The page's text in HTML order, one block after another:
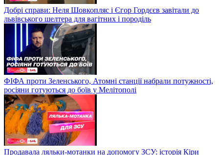
Добрі справи: Неля Шовкопляс і Єгор Гордєєв завітали до
львівського шелтера для вагітних і породіль
ФІФА проти Зеленського, Атомні станції набрали потужності,
росіяни готуються до боїв у Мелітополі
Продавала ляльки-мотанки на допомогу ЗСУ: історія Кіри